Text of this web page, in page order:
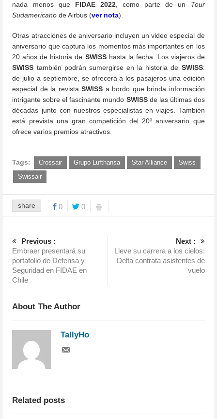
nada menos que FIDAE 2022, como parte de un Tour
Sudamericano de Airbus (ver nota).
Otras atracciones de aniversario incluyen un video especial de
aniversario que captura los momentos más importantes en los
20 años de historia de SWISShasta la fecha. Los viajeros de
SWISS también podrán sumergirse en la historia de SWISS:
de julio a septiembre, se ofrecerá a los pasajeros una edición
especial de la revistaSWISS a bordo que brinda información
intrigante sobre el fascinante mundo SWISSde las últimas dos
décadas junto con nuestros especialistas en viajes. También
está prevista una gran competición del 20º aniversario que
ofrece varios premios atractivos.
Tags: Crossair Grupo Lufthansa Star Alliance
Swiss
Swissair
share 0 0
Previous :
Embraer presentará su
portafolio de Defensa y
Seguridad en FIDAE en
Chile
Next :
Lleve su carrera a los cielos:
Delta contrata asistentes de
vuelo
About The Author
TallyHo
Related posts